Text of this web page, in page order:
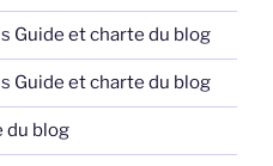
Guide et charte du blog
Guide et charte du blog
du blog